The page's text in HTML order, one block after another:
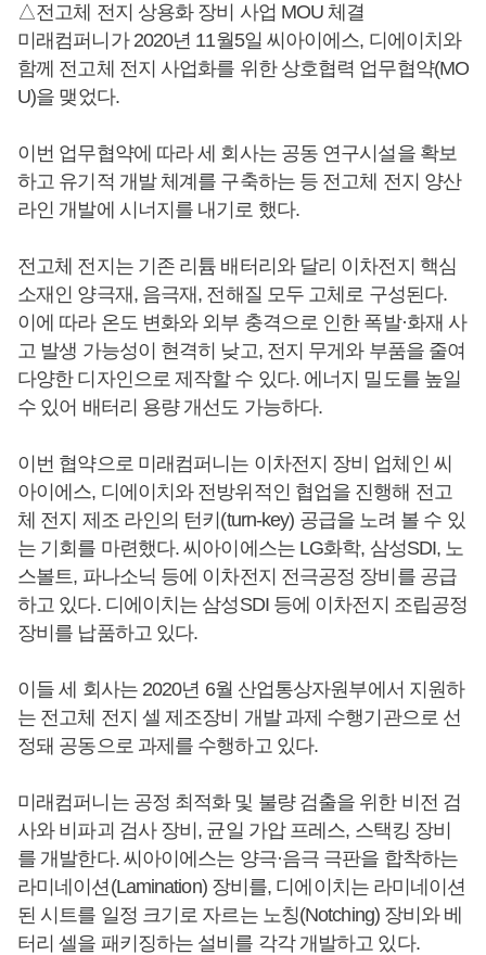
△전고체 전지 상용화 장비 사업 MOU 체결
미래컴퍼니가 2020년 11월5일 씨아이에스, 디에이치와
함께 전고체 전지 사업화를 위한 상호협력 업무협약(MO
U)을 맺었다.
이번 업무협약에 따라 세 회사는 공동 연구시설을 확보
하고 유기적 개발 체계를 구축하는 등 전고체 전지 양산
라인 개발에 시너지를 내기로 했다.
전고체 전지는 기존 리튬 배터리와 달리 이차전지 핵심
소재인 양극재, 음극재, 전해질 모두 고체로 구성된다.
이에 따라 온도 변화와 외부 충격으로 인한 폭발·화재 사
고 발생 가능성이 현격히 낮고, 전지 무게와 부품을 줄여
다양한 디자인으로 제작할 수 있다. 에너지 밀도를 높일
수 있어 배터리 용량 개선도 가능하다.
이번 협약으로 미래컴퍼니는 이차전지 장비 업체인 씨
아이에스, 디에이치와 전방위적인 협업을 진행해 전고
체 전지 제조 라인의 턴키(turn-key) 공급을 노려 볼 수 있
는 기회를 마련했다. 씨아이에스는 LG화학, 삼성SDI, 노
스볼트, 파나소닉 등에 이차전지 전극공정 장비를 공급
하고 있다. 디에이치는 삼성SDI 등에 이차전지 조립공정
장비를 납품하고 있다.
이들 세 회사는 2020년 6월 산업통상자원부에서 지원하
는 전고체 전지 셀 제조장비 개발 과제 수행기관으로 선
정돼 공동으로 과제를 수행하고 있다.
미래컴퍼니는 공정 최적화 및 불량 검출을 위한 비전 검
사와 비파괴 검사 장비, 균일 가압 프레스, 스택킹 장비
를 개발한다. 씨아이에스는 양극·음극 극판을 합착하는
라미네이션(Lamination) 장비를, 디에이치는 라미네이션
된 시트를 일정 크기로 자르는 노칭(Notching) 장비와 베
터리 셀을 패키징하는 설비를 각각 개발하고 있다.